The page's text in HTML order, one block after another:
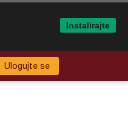
Ulogujte se
Instalirajte